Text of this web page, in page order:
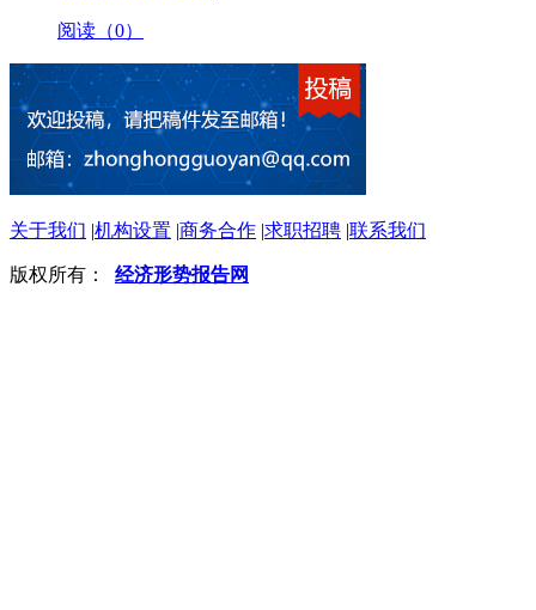
阅读（0）
关于我们 |机构设置 |商务合作 |求职招聘 |联系我们
版权所有： 经济形势报告网